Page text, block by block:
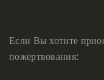
Если Вы хотите
пожертвования: